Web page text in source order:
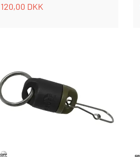
120,00 DKK